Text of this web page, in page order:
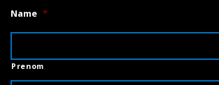
Name *
Prenom